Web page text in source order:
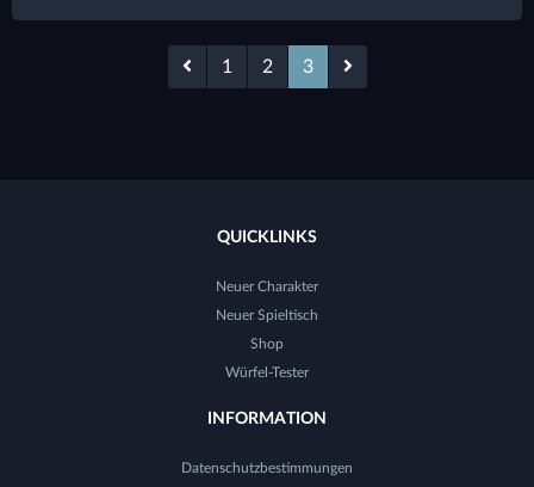
1 2 3
QUICKLINKS
Neuer Charakter
Neuer Spieltisch
Shop
Würfel-Tester
INFORMATION
Datenschutzbestimmungen